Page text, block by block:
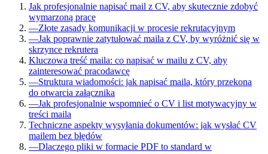
Jak profesjonalnie napisać mail z CV, aby skutecznie zdobyć
wymarzoną pracę
—Złote zasady komunikacji w procesie rekrutacyjnym
—Jak poprawnie zatytułować maila z CV, by wyróżnić się w
skrzynce rekrutera
Kluczowa treść maila: co napisać w mailu z CV, aby
zainteresować pracodawcę
—Struktura wiadomości: jak napisać maila, który przekona
do otwarcia załącznika
—Jak profesjonalnie wspomnieć o CV i list motywacyjny w
treści maila
Techniczne aspekty wysyłania dokumentów: jak wysłać CV
mailem bez błędów
—Dlaczego pliki w formacie PDF to standard w